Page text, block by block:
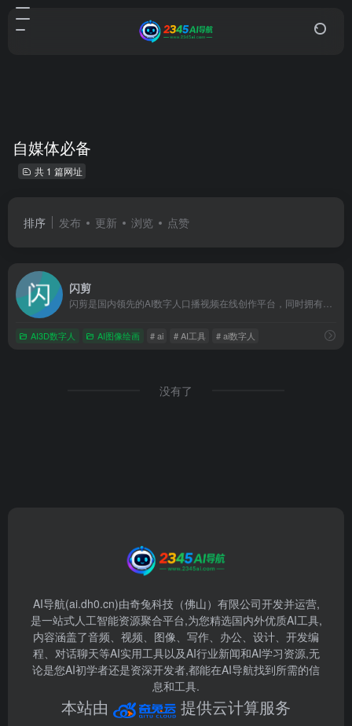
自媒体必备
共 1 篇网址
排序 发布 更新 浏览 点赞
闪剪
AI3D数字人 AI图像绘画 # ai # AI工具 # ai数字人
没有了
AI导航(ai.dh0.cn)由奇兔科技（佛山）有限公司开发并运营,
是一站式人工智能资源聚合平台,为您精选国内外优质AI工具,
内容涵盖了音频、视频、图像、写作、办公、设计、开发编
程、对话聊天等AI实用工具以及AI行业新闻和AI学习资源,无
论是您AI初学者还是资深开发者,都能在AI导航找到所需的信
息和工具.
本站由 提供云计算服务